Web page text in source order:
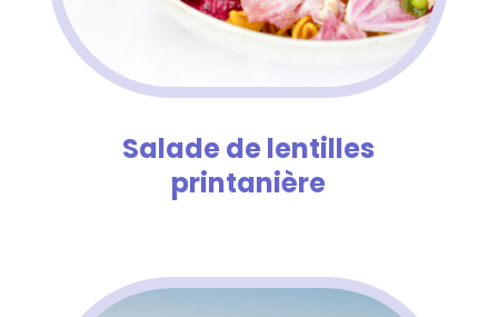
Salade de lentilles
printanière